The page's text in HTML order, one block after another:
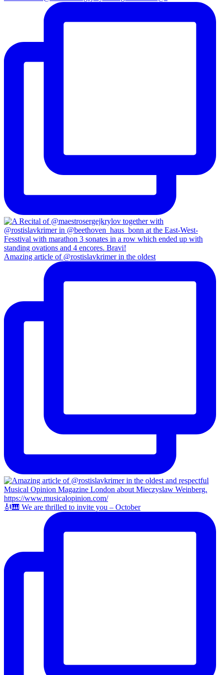
Amazing article of @rostislavkrimer in the oldest
🎻🎹 We are thrilled to invite you – October